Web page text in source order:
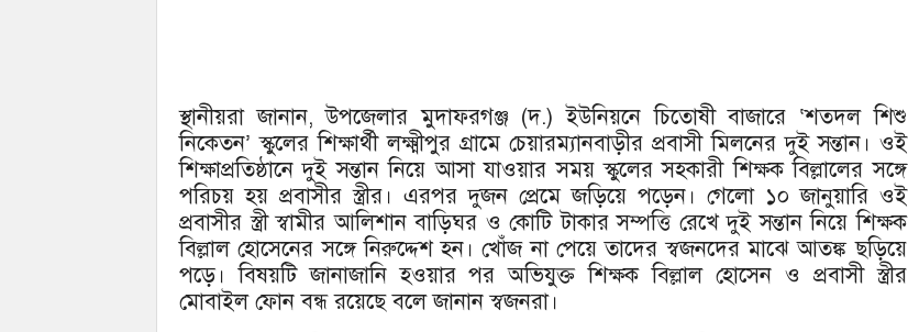
স্থানীয়রা জানান, উপজেলার মুদাফরগঞ্জ (দ.) ইউনিয়নে চিতোষী বাজারে ‘শতদল শিশু
নিকেতন’ স্কুলের শিক্ষার্থী লক্ষ্মীপুর গ্রামে চেয়ারম্যানবাড়ীর প্রবাসী মিলনের দুই সন্তান। ওই
শিক্ষাপ্রতিষ্ঠানে দুই সন্তান নিয়ে আসা যাওয়ার সময় স্কুলের সহকারী শিক্ষক বিল্লালের সঙ্গে
পরিচয় হয় প্রবাসীর স্ত্রীর। এরপর দুজন প্রেমে জড়িয়ে পড়েন। গেলো ১০ জানুয়ারি ওই
প্রবাসীর স্ত্রী স্বামীর আলিশান বাড়িঘর ও কোটি টাকার সম্পত্তি রেখে দুই সন্তান নিয়ে শিক্ষক
বিল্লাল হোসেনের সঙ্গে নিরুদ্দেশ হন। খোঁজ না পেয়ে তাদের স্বজনদের মাঝে আতঙ্ক ছড়িয়ে
পড়ে। বিষয়টি জানাজানি হওয়ার পর অভিযুক্ত শিক্ষক বিল্লাল হোসেন ও প্রবাসী স্ত্রীর
মোবাইল ফোন বন্ধ রয়েছে বলে জানান স্বজনরা।